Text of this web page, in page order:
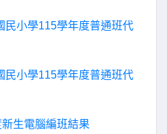
民小學115學年度普通班代
民小學115學年度普通班代
生電腦編班結果